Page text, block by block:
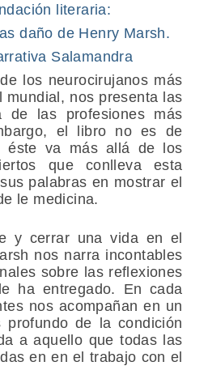
literaria:
daño de Henry Marsh.
Salamandra
los neurocirujanos más
mundial, nos presenta las
de las profesiones más
el libro no es de
éste va más allá de los
que conlleva esta
palabras en mostrar el
le medicina.
y cerrar una vida en el
nos narra incontables
sobre las reflexiones
ha entregado. En cada
nos acompañan en un
de la condición
a aquello que todas las
en en el trabajo con el